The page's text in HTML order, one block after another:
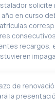
solicite
en curso
recargos,
de
la